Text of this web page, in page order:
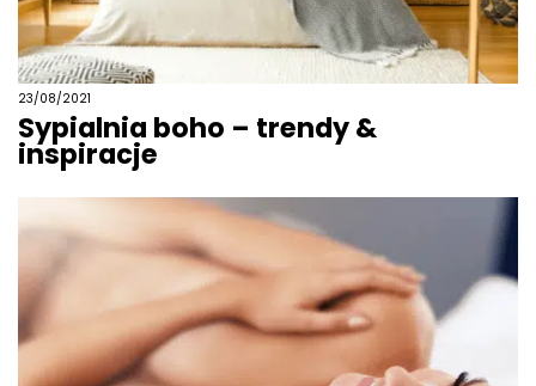
23/08/2021
Sypialnia boho – trendy &
inspiracje